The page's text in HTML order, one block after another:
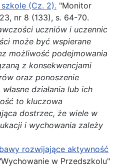
(Cz. 2). "Monitor
nr 8 (133), s. 64-70.
uczniów i uczennic
może być wspierane
możliwość podejmowania
z konsekwencjami
oraz ponoszenie
działania lub ich
to kluczowa
dostrzec, że wiele w
i wychowania zależy
rozwijające aktywność
w Przedszkolu"